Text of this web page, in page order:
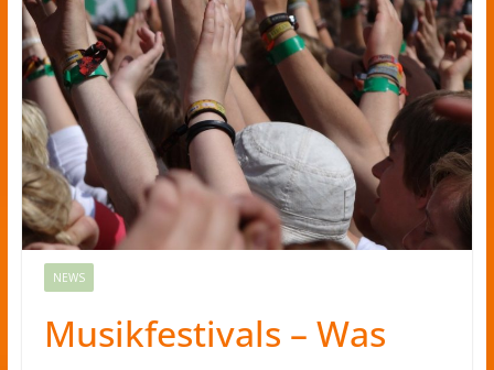
NEWS
Musikfestivals – Was